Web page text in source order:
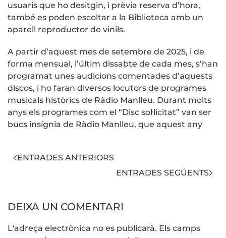
usuaris que ho desitgin, i prèvia reserva d’hora,
també es poden escoltar a la Biblioteca amb un
aparell reproductor de vinils.
A partir d’aquest mes de setembre de 2025, i de
forma mensual, l’últim dissabte de cada mes, s’han
programat unes audicions comentades d’aquests
discos, i ho faran diversos locutors de programes
musicals històrics de Ràdio Manlleu. Durant molts
anys els programes com el “Disc sol·licitat” van ser
bucs insígnia de Ràdio Manlleu, que aquest any
ENTRADES ANTERIORS
ENTRADES SEGÜENTS
DEIXA UN COMENTARI
L'adreça electrònica no es publicarà. Els camps